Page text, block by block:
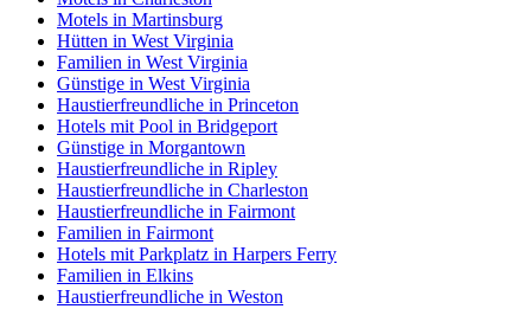
Motels in Martinsburg
Hütten in West Virginia
Familien in West Virginia
Günstige in West Virginia
Haustierfreundliche in Princeton
Hotels mit Pool in Bridgeport
Günstige in Morgantown
Haustierfreundliche in Ripley
Haustierfreundliche in Charleston
Haustierfreundliche in Fairmont
Familien in Fairmont
Hotels mit Parkplatz in Harpers Ferry
Familien in Elkins
Haustierfreundliche in Weston